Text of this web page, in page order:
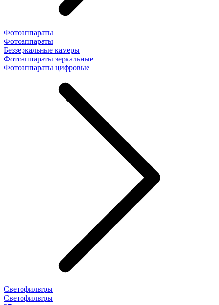
Фотоаппараты
Фотоаппараты
Беззеркальные камеры
Фотоаппараты зеркальные
Фотоаппараты цифровые
Светофильтры
Светофильтры